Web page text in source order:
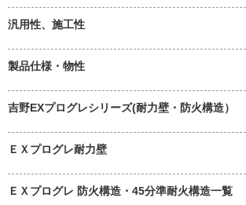
汎用性、施工性
製品仕様・物性
吉野EXプログレシリーズ(耐力壁・防火構造）
ＥＸプログレ耐力壁
ＥＸプログレ 防火構造・45分準耐火構造一覧